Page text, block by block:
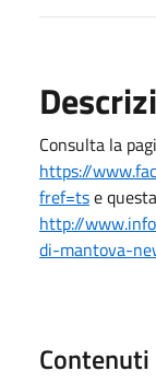
Consulta la
https://
fref=tse
http://
di-mantova-